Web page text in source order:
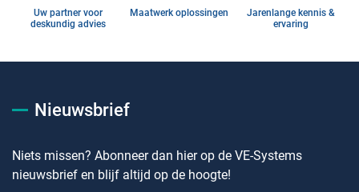
Uw partner voor
deskundig advies
Maatwerk oplossingen
Jarenlange kennis &
ervaring
Nieuwsbrief
Niets missen? Abonneer dan hier op de VE-Systems
nieuwsbrief en blijf altijd op de hoogte!